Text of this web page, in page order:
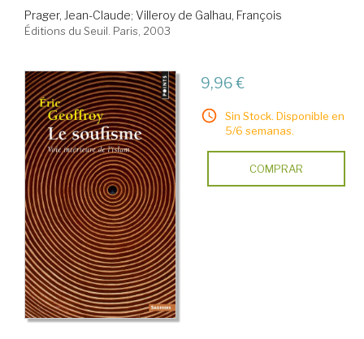
Prager, Jean-Claude; Villeroy de Galhau, François
Éditions du Seuil. Paris, 2003
9,96 €
Sin Stock. Disponible en
5/6 semanas.
COMPRAR